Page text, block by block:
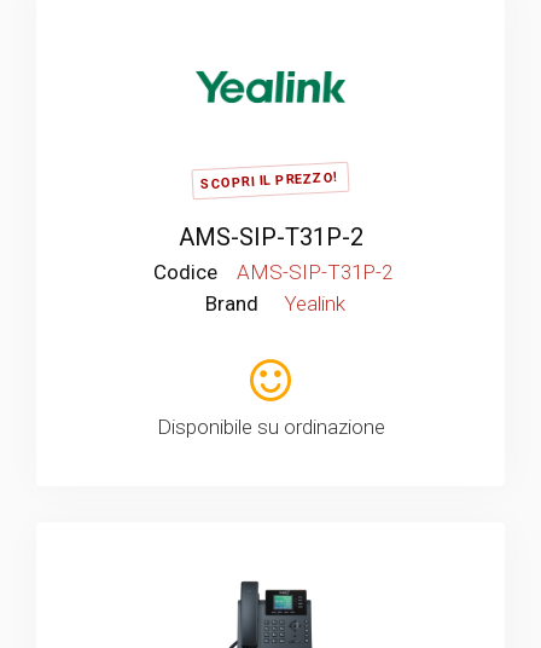
SCOPRI IL PREZZO!
AMS-SIP-T31P-2
Codice
AMS-SIP-T31P-2
Brand
Yealink
Disponibile su ordinazione